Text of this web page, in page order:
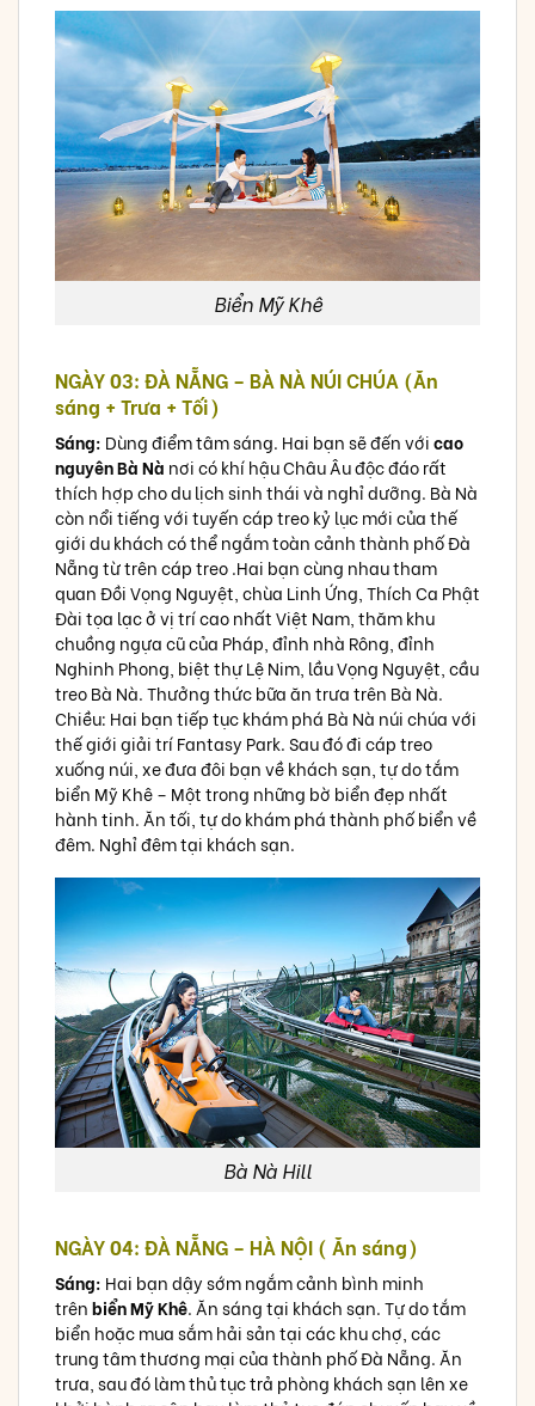
Biển Mỹ Khê
NGÀY 03: ĐÀ NẴNG – BÀ NÀ NÚI CHÚA (Ăn
sáng + Trưa + Tối)
Sáng: Dùng điểm tâm sáng. Hai bạn sẽ đến vớicao
nguyên Bà Nà nơi có khí hậu Châu Âu độc đáo rất
thích hợp cho du lịch sinh thái và nghỉ dưỡng. Bà Nà
còn nổi tiếng với tuyến cáp treo kỷ lục mới của thế
giới du khách có thể ngắm toàn cảnh thành phố Đà
Nẵng từ trên cáp treo .Hai bạn cùng nhau tham
quan Đồi Vọng Nguyệt, chùa Linh Ứng, Thích Ca Phật
Đài tọa lạc ở vị trí cao nhất Việt Nam, thăm khu
chuồng ngựa cũ của Pháp, đỉnh nhà Rông, đỉnh
Nghinh Phong, biệt thự Lệ Nim, lầu Vọng Nguyệt, cầu
treo Bà Nà. Thưởng thức bữa ăn trưa trên Bà Nà.
Chiều: Hai bạn tiếp tục khám phá Bà Nà núi chúa với
thế giới giải trí Fantasy Park. Sau đó đi cáp treo
xuống núi, xe đưa đôi bạn về khách sạn, tự do tắm
biển Mỹ Khê – Một trong những bờ biển đẹp nhất
hành tinh. Ăn tối, tự do khám phá thành phố biển về
đêm. Nghỉ đêm tại khách sạn.
Bà Nà Hill
NGÀY 04: ĐÀ NẴNG – HÀ NỘI ( Ăn sáng)
Sáng: Hai bạn dậy sớm ngắm cảnh bình minh
trênbiển Mỹ Khê. Ăn sáng tại khách sạn. Tự do tắm
biển hoặc mua sắm hải sản tại các khu chợ, các
trung tâm thương mại của thành phố Đà Nẵng. Ăn
trưa, sau đó làm thủ tục trả phòng khách sạn lên xe